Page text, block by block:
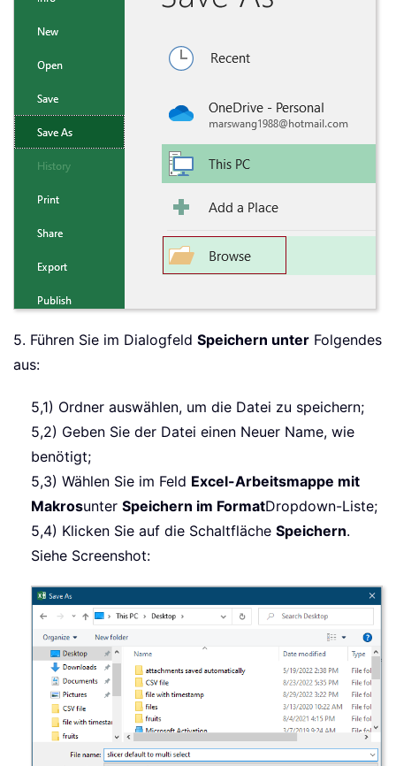
5. Führen Sie im Dialogfeld Speichern unter Folgendes
aus:
5,1) Ordner auswählen, um die Datei zu speichern;
5,2) Geben Sie der Datei einen Neuer Name, wie
benötigt;
5,3) Wählen Sie im Feld Excel-Arbeitsmappe mit
Makrosunter Speichern im FormatDropdown-Liste;
5,4) Klicken Sie auf die Schaltfläche Speichern.
Siehe Screenshot: